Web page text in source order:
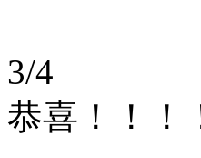
3/4
恭喜！！！